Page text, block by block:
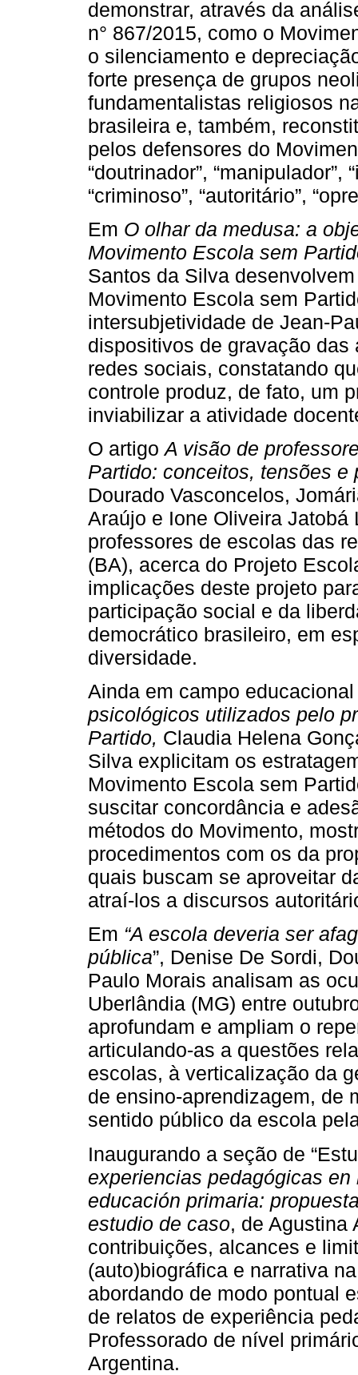
demonstrar, através da
n° 867/2015, como o
o silenciamento e
forte presença de grupos
fundamentalistas religiosos
brasileira e, também,
pelos defensores do
“doutrinador”, “manipulador”,
“criminoso”, “autoritário”,
Em O olhar da medusa: a
Movimento Escola sem
Santos da Silva
Movimento Escola sem
intersubjetividade de Jean-
dispositivos de gravação
redes sociais, constatando
controle produz, de fato, um
inviabilizar a atividade
O artigoA visão de
Partido: conceitos, tensões e
Dourado Vasconcelos,
Araújo e Ione Oliveira
professores de escolas das
(BA), acerca do Projeto
implicações deste projeto
participação social e da
democrático brasileiro, em
diversidade.
Ainda em campo
psicológicos utilizados pelo
Partido, Claudia Helena
Silva explicitam os
Movimento Escola sem
suscitar concordância e
métodos do Movimento,
procedimentos com os da
quais buscam se aproveitar
atraí-los a discursos
Em “A escola deveria ser
pública”, Denise De Sordi,
Paulo Morais analisam as
Uberlândia (MG) entre
aprofundam e ampliam o
articulando-as a questões
escolas, à verticalização da
de ensino-aprendizagem, de
sentido público da escola
Inaugurando a seção de
experiencias pedagógicas
educación primaria:
estudio de caso, de Agustina
contribuições, alcances e
(auto)biográfica e narrativa
abordando de modo pontual
de relatos de experiência
Professorado de nível
Argentina.